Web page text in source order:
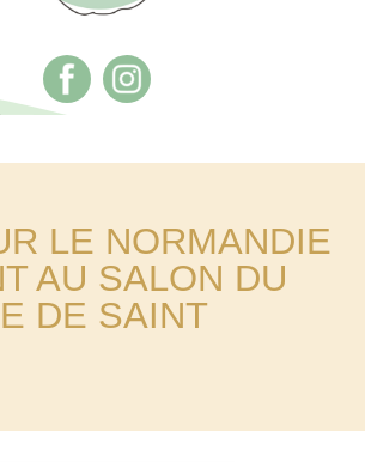
LE NORMANDIE
AU SALON DU
DE SAINT